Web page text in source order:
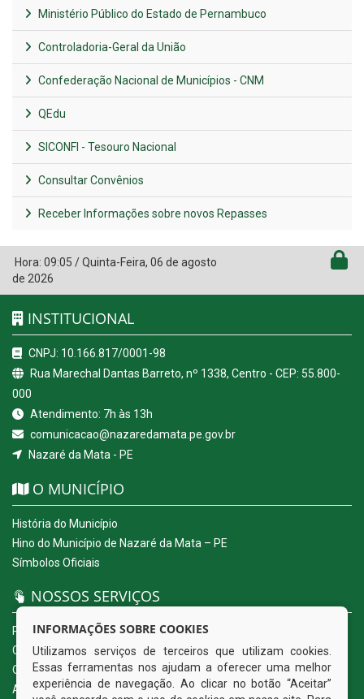
Ministério Público do Estado de Pernambuco
Controladoria-Geral da União
Confederação Nacional de Municípios - CNM
QEdu
SICONFI - Tesouro Nacional
Consultar Convênios
Receber Informações sobre novos Repasses
Hora: 09:05 /Quinta-Feira, 06 de agosto
de 2026
INSTITUCIONAL
CNPJ: 10.166.817/0001-98
Rua Marechal Dantas Barreto, nº 1338, Centro - CEP: 55.800-
000
Atendimento: 7h às 13h
comunicacao@nazaredamata.pe.gov.br
Nazaré da Mata - PE
O MUNICÍPIO
História do Município
Hino do Município de Nazaré da Mata – PE
Símbolos Oficiais
NOSSOS SERVIÇOS
Portal da Transparência
Carta de Serviços ao Usuário
Ouvidoria Eletrônica
Acesso a Informação (eSIC)
INFORMAÇÕES SOBRE COOKIES
Utilizamos serviços de terceiros que utilizam cookies.
Essas ferramentas nos ajudam a oferecer uma melhor
experiência de navegação. Ao clicar no botão “Aceitar”